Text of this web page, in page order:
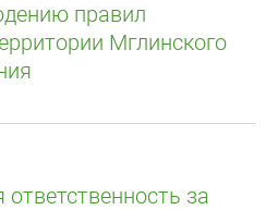
правил
Мглинского
за